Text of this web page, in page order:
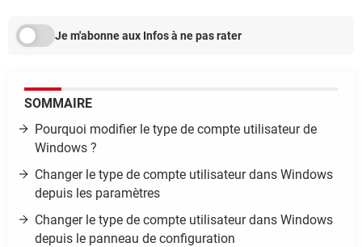
Je m'abonne aux Infos à ne pas rater
SOMMAIRE
Pourquoi modifier le type de compte utilisateur de
Windows ?
Changer le type de compte utilisateur dans Windows
depuis les paramètres
Changer le type de compte utilisateur dans Windows
depuis le panneau de configuration